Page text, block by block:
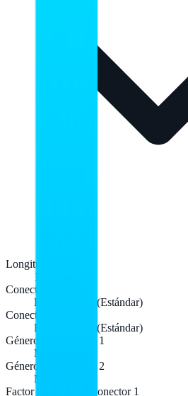
Longitud de cable
1,5 m
Conector 1
HDMI tipo A (Estándar)
Conector 2
HDMI tipo A (Estándar)
Género del conector 1
Macho
Género del conector 2
Macho
Factor de forma de conector 1